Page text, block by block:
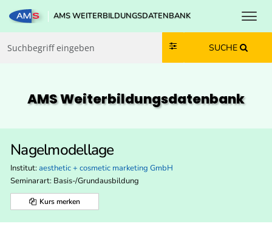
Zum Inhalt springen
Zum Navmenü springen
Zur Suche springen
Zur Footer springen
AMS WEITERBILDUNGSDATENBANK
SUCHE
AMS Weiterbildungs­datenbank
Nagelmodellage
Institut: aesthetic + cosmetic marketing GmbH
Seminarart: Basis-/Grundausbildung
Kurs merken